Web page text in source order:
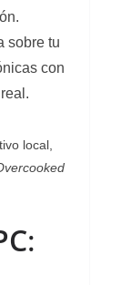
tu
con
local,
: